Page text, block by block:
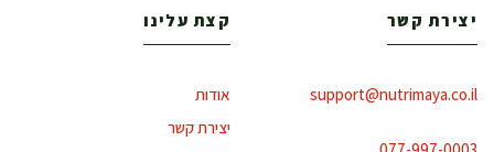
יצירת קשר
support@nutrimaya.co.il
קצת עלינו
אודות
יצירת קשר